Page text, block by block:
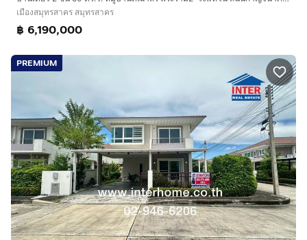
เมืองสมุทรสาคร สมุทรสาคร
฿ 6,190,000
PREMIUM